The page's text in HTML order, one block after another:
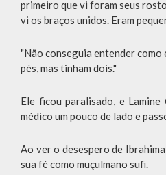
primeiro que vi foram seus
vi os braços unidos. Eram
"Não conseguia entender como
pés, mas tinham dois."
Ele ficou paralisado, e
médico um pouco de lado e
Ao ver o desespero de
sua fé como muçulmano sufi.